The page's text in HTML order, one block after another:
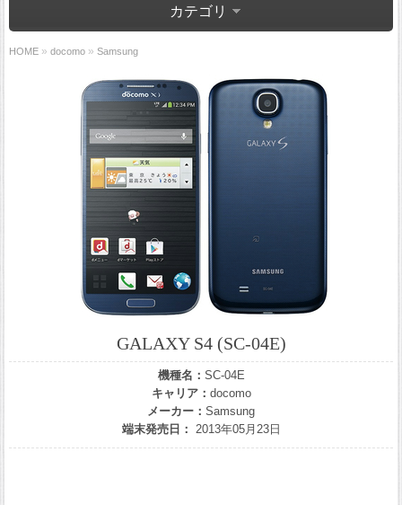
カテゴリ
HOME » docomo » Samsung
GALAXY S4 (SC-04E)
機種名： SC-04E
キャリア： docomo
メーカー： Samsung
端末発売日： 2013年05月23日